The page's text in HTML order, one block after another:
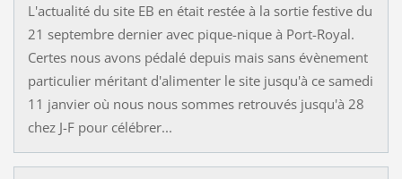
L'actualité du site EB en était restée à la sortie festive du
21 septembre dernier avec pique-nique à Port-Royal.
Certes nous avons pédalé depuis mais sans évènement
particulier méritant d'alimenter le site jusqu'à ce samedi
11 janvier où nous nous sommes retrouvés jusqu'à 28
chez J-F pour célébrer...